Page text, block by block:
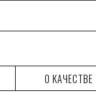
О КАЧЕСТВЕ